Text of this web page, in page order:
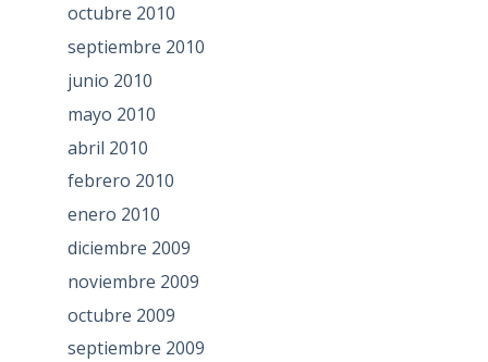
octubre 2010
septiembre 2010
junio 2010
mayo 2010
abril 2010
febrero 2010
enero 2010
diciembre 2009
noviembre 2009
octubre 2009
septiembre 2009